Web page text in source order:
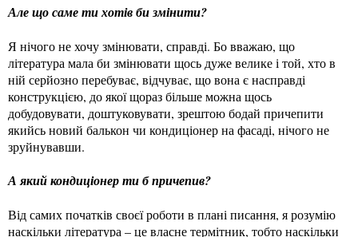
Але що саме ти хотів би змінити?
Я нічого не хочу змінювати, справді. Бо вважаю, що
література мала би змінювати щось дуже велике і той, хто в
ній серйозно перебуває, відчуває, що вона є насправді
конструкцією, до якої щораз більше можна щось
добудовувати, доштуковувати, зрештою бодай причепити
якийсь новий балькон чи кондиціонер на фасаді, нічого не
зруйнувавши.
А який кондиціонер ти б причепив?
Від самих початків своєї роботи в плані писання, я розумію
наскільки література – це власне термітник, тобто наскільки